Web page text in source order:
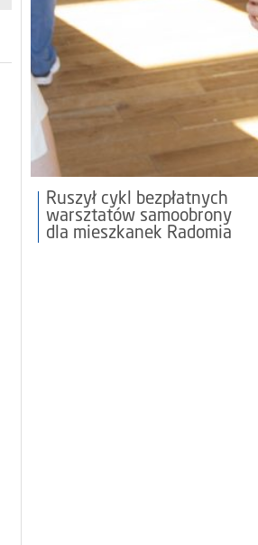
Ruszył cykl bezpłatnych
warsztatów samoobrony
dla mieszkanek Radomia